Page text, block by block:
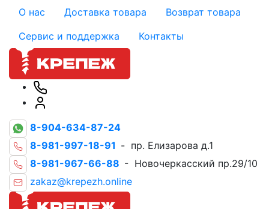
О нас Доставка товара
Возврат товара
Сервис и поддержка
Контакты
8-904-634-87-24
8-981-997-18-91 - пр. Елизарова д.1
8-981-967-66-88 - Новочеркасский пр.29/10
zakaz@krepezh.online